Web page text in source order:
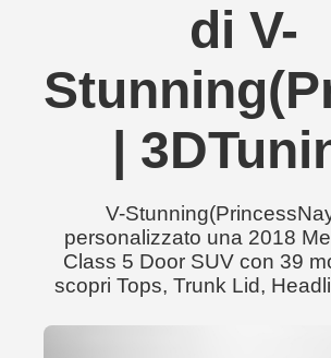
di V-
|
V-
personalizzato una 2018
Class 5 Door SUV con 39
scopri Tops, Trunk Lid,